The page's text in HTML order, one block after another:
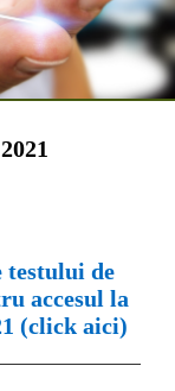
testului de
accesul la
(click aici)